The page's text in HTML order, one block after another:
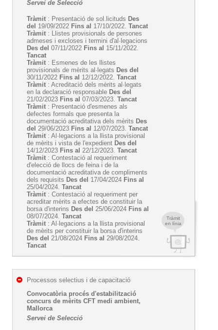
Tràmit
en línia
Servei de Selecció
Tràmit : Presentació de sol.licituds Des
del 19/09/2022 Fins al 17/10/2022. Tancat
Tràmit : Llistes provisionals de persones
admeses i excloses i termini d'al·legacions
Des del 07/11/2022 Fins al 15/11/2022.
Tancat
Tràmit : Esmenes de les llistes
provisionals de mèrits al·legats Des del
30/11/2022 Fins al 12/12/2022. Tancat
Tràmit : Acreditació dels mèrits al·legats
en la declaració responsable Des del
21/02/2023 Fins al 07/03/2023. Tancat
Tràmit : Presentació d'esmenes als
defectes formals que presenta la
documentació acreditativa dels mèrits Des
del 29/06/2023 Fins al 12/07/2023. Tancat
Tràmit : Al·legacions a la llista provisional
de mèrits i vista de l'expedient Des del
14/12/2023 Fins al 22/12/2023. Tancat
Tràmit : Contestació al requeriment
d'elecció de llocs de feina i de la
documentació acreditativa de compliments
dels requisits Des del 17/04/2024 Fins al
25/04/2024. Tancat
Tràmit : Contestació al requeriment per
acreditar mèrits a efectes de constituir la
borsa d'interins Des del 25/06/2024 Fins al
08/07/2024. Tancat
Tràmit : Al·legacions a la llista provisional
de mèrits per constituir la borsa d'interins
Des del 21/08/2024 Fins al 29/08/2024.
Tancat
Processos selectius i de capacitació
Convocatòria procés d'estabilització
concurs de mèrits CFT medi ambient,
Mallorca
Servei de Selecció